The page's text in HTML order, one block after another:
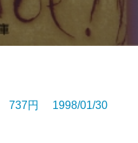
737円 1998/01/30